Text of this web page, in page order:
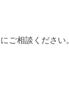
ご相談ください。